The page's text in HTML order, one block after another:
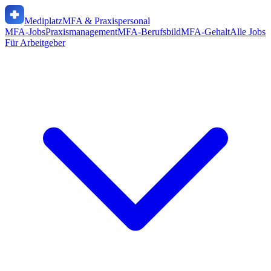
MediplatzMFA & Praxispersonal
MFA-JobsPraxismanagementMFA-BerufsbildMFA-GehaltAlle Jobs
Für Arbeitgeber